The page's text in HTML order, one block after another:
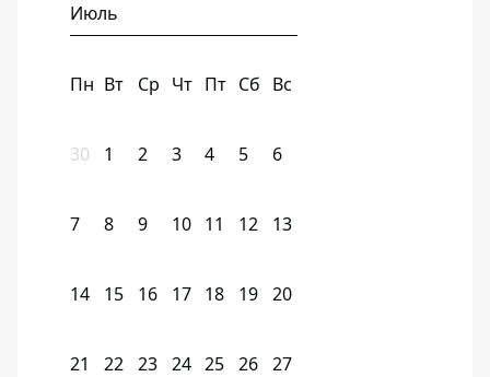
Июль
Пн Вт Ср Чт Пт Сб Вс
30 1 2 3 4 5 6
7 8 9 10 11 12 13
14 15 16 17 18 19 20
21 22 23 24 25 26 27